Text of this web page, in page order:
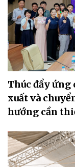
Thúc đẩy
xuất và
hướng cần